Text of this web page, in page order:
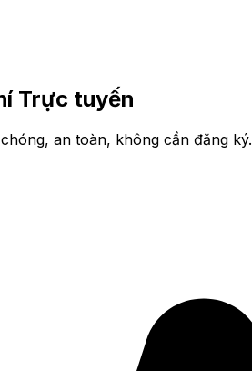
Trực tuyến
an toàn, không cần đăng ký.